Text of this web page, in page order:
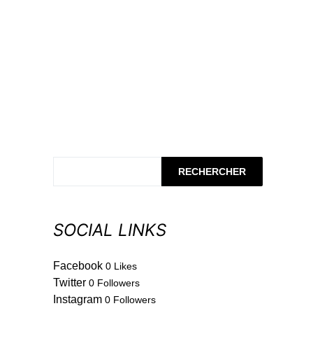
RECHERCHER
SOCIAL LINKS
Facebook 0 Likes
Twitter 0 Followers
Instagram 0 Followers